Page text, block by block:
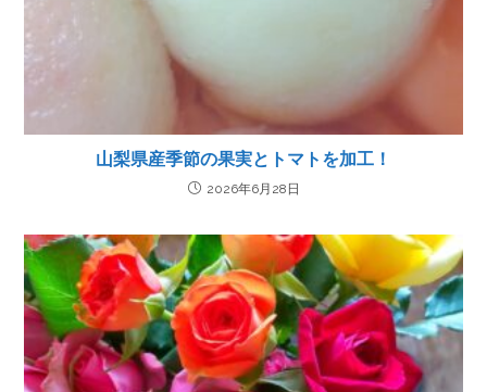
山梨県産季節の果実とトマトを加工！
2026年6月28日